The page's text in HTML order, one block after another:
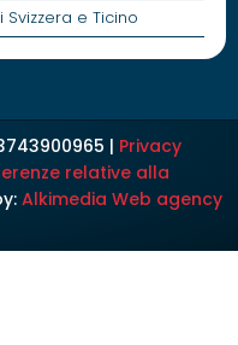
e Ticino
| Privacy
relative alla
Alkimedia Web agency